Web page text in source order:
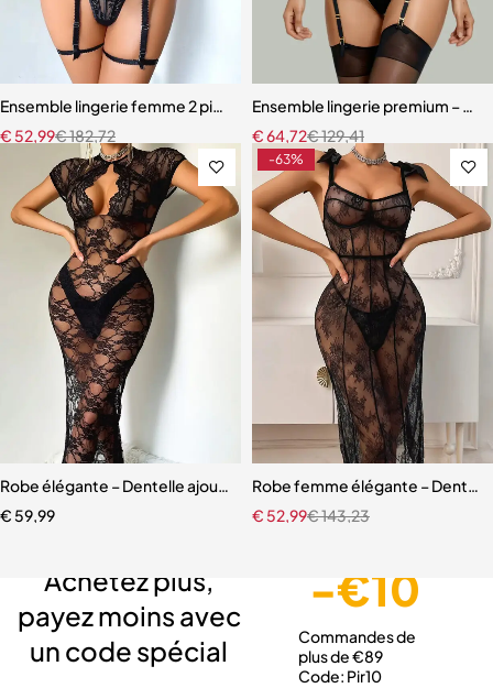
Ensemble lingerie femme 2 pièces – Dentelle à cils et broderie
€182,72
€ 52,99
Ensemble lingerie premium –
€129,41
€64,72
Robe élégante – Dentelle ajourée avec fente haute et effet
€ 59,99
-63%
Robe femme élégante –
€143,23
€ 52,99
Achetez plus,
payez moins avec
un code spécial
-€10
Commandes de
plus de €89
Code: Pir10